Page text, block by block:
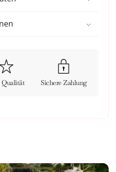
Sichere Zahlung